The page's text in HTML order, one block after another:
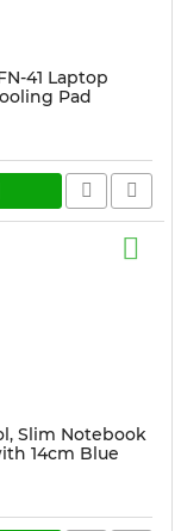
41 Laptop
Pad
კოდი:
Slim Notebook
14cm Blue